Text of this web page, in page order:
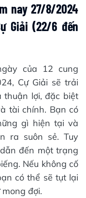
nay 27/8/2024
Giải (22/6 đến
của 12 cung
Cự Giải sẽ trải
lợi, đặc biệt
tài chính. Bạn có
gì hiện tại và
ra suôn sẻ. Tuy
đến một trạng
Nếu không cố
có thể sẽ tụt lại
đợi.